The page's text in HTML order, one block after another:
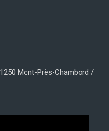
Mont-Près-Chambord /